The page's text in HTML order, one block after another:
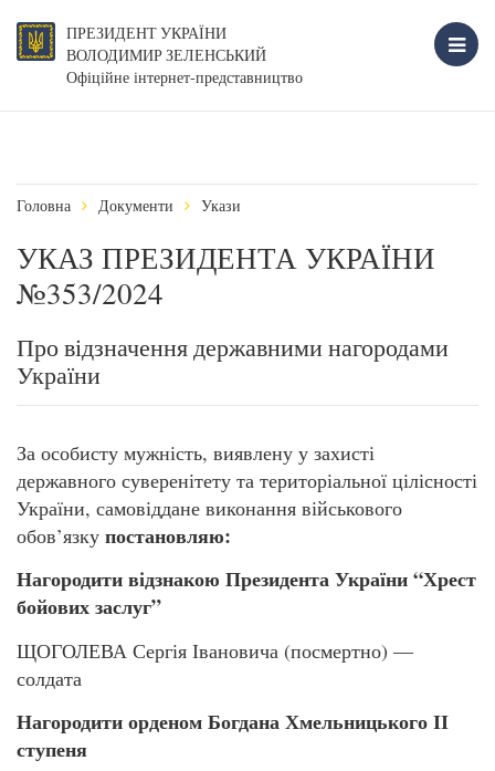
ПРЕЗИДЕНТ УКРАЇНИ
ВОЛОДИМИР ЗЕЛЕНСЬКИЙ
Офіційне інтернет-представництво
Головна Документи Укази
УКАЗ ПРЕЗИДЕНТА УКРАЇНИ
№353/2024
Про відзначення державними нагородами
України
За особисту мужність, виявлену у захисті
державного суверенітету та територіальної цілісності
України, самовіддане виконання військового
обов’язку постановляю:
Нагородити відзнакою Президента України “Хрест
бойових заслуг”
ЩОГОЛЕВА Сергія Івановича (посмертно) —
солдата
Нагородити орденом Богдана Хмельницького ІІ
ступеня